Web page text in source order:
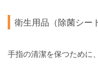
衛生用品（除菌シー
手指の清潔を保つために